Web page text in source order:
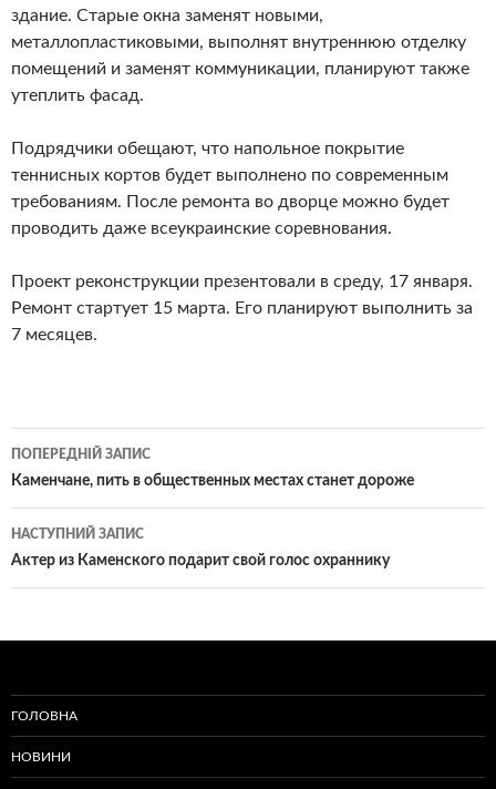
здание. Старые окна заменят новыми,
металлопластиковыми, выполнят внутреннюю отделку
помещений и заменят коммуникации, планируют также
утеплить фасад.
Подрядчики обещают, что напольное покрытие
теннисных кортов будет выполнено по современным
требованиям. После ремонта во дворце можно будет
проводить даже всеукраинские соревнования.
Проект реконструкции презентовали в среду, 17 января.
Ремонт стартует 15 марта. Его планируют выполнить за
7 месяцев.
Навігація
по
записам
ПОПЕРЕДНІЙ ЗАПИС
Каменчане, пить в общественных местах станет дороже
НАСТУПНИЙ ЗАПИС
Актер из Каменского подарит свой голос охраннику
ГОЛОВНА
НОВИНИ